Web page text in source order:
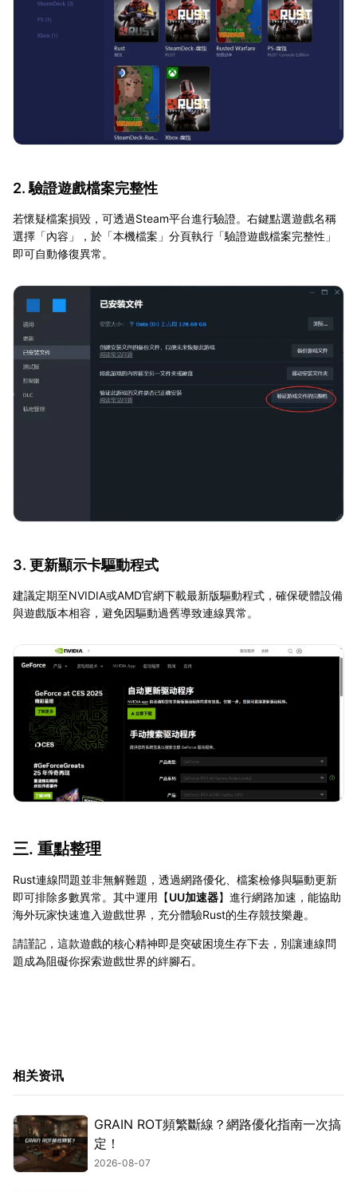
2. 驗證遊戲檔案完整性
若懷疑檔案損毀，可透過Steam平台進行驗證。右鍵點選遊戲名稱
選擇「內容」，於「本機檔案」分頁執行「驗證遊戲檔案完整性」
即可自動修復異常。
3. 更新顯示卡驅動程式
建議定期至NVIDIA或AMD官網下載最新版驅動程式，確保硬體設備
與遊戲版本相容，避免因驅動過舊導致連線異常。
三. 重點整理
Rust連線問題並非無解難題，透過網路優化、檔案檢修與驅動更新
即可排除多數異常。其中運用【UU加速器】進行網路加速，能協助
海外玩家快速進入遊戲世界，充分體驗Rust的生存競技樂趣。
請謹記，這款遊戲的核心精神即是突破困境生存下去，別讓連線問
題成為阻礙你探索遊戲世界的絆腳石。
相关资讯
GRAIN ROT頻繁斷線？網路優化指南一次搞
定！
2026-08-07